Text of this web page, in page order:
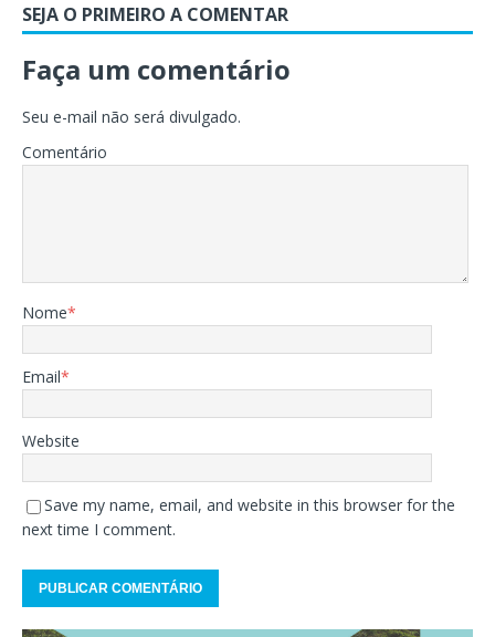
SEJA O PRIMEIRO A COMENTAR
Faça um comentário
Seu e-mail não será divulgado.
Comentário
Nome*
Email*
Website
Save my name, email, and website in this browser for the
next time I comment.